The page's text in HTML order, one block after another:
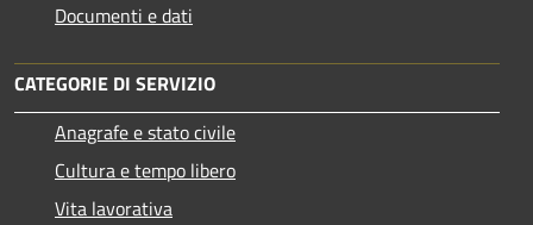
Documenti e dati
CATEGORIE DI SERVIZIO
Anagrafe e stato civile
Cultura e tempo libero
Vita lavorativa